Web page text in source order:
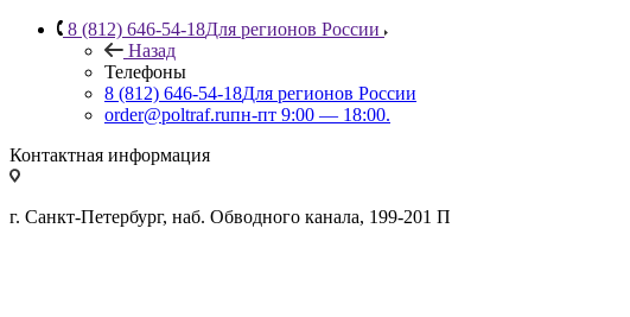
8 (812) 646-54-18Для регионов России
Назад
Телефоны
8 (812) 646-54-18Для регионов России
order@poltraf.ruпн-пт 9:00 — 18:00.
Контактная информация
г. Санкт-Петербург, наб. Обводного канала, 199-201 П